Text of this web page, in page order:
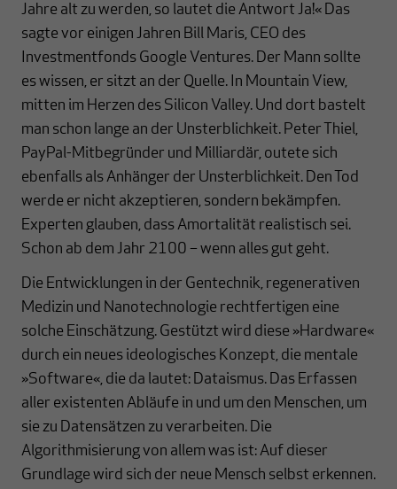
Jahre alt zu werden, so lautet die Antwort Ja!« Das
sagte vor einigen Jahren Bill Maris, CEO des
Investmentfonds Google Ventures. Der Mann sollte
es wissen, er sitzt an der Quelle. In Mountain View,
mitten im Herzen des Silicon Valley. Und dort bastelt
man schon lange an der Unsterblichkeit. Peter Thiel,
PayPal-Mitbegründer und Milliardär, outete sich
ebenfalls als Anhänger der Unsterblichkeit. Den Tod
werde er nicht akzeptieren, sondern bekämpfen.
Experten glauben, dass Amortalität realistisch sei.
Schon ab dem Jahr 2100 – wenn alles gut geht.
Die Entwicklungen in der Gentechnik, regenerativen
Medizin und Nanotechnologie rechtfertigen eine
solche Einschätzung. Gestützt wird diese »Hardware«
durch ein neues ideologisches Konzept, die mentale
»Software«, die da lautet: Dataismus. Das Erfassen
aller existenten Abläufe in und um den Menschen, um
sie zu Datensätzen zu verarbeiten. Die
Algorithmisierung von allem was ist: Auf dieser
Grundlage wird sich der neue Mensch selbst erkennen.